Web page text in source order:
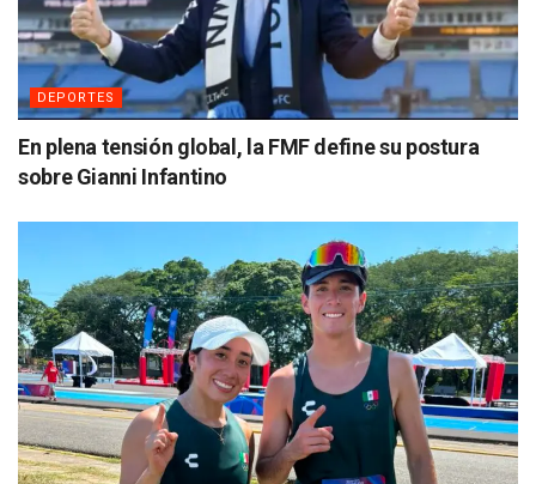
DEPORTES
En plena tensión global, la FMF define su postura
sobre Gianni Infantino